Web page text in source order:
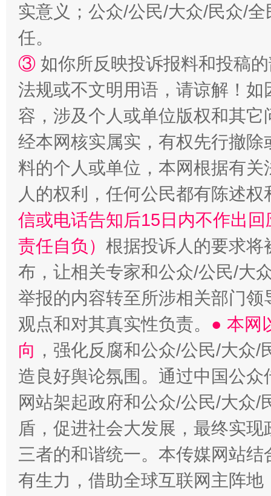
实意义；公众/公民/大众/民众/
任。
③ 如你所反映投诉报料和投稿
法规或不文明用语，请谅解！
容，涉及个人或单位版权和其它
经本网核实属实，有权先行撤
料的个人或单位，本网根据有
人的权利，任何公民都有陈述
信或电话告知后15日内不作出
责任自负） 根据投诉人的要求将
布，让相关专家和公众/公民/大
举报的内容转至所涉相关部门
观点和对其真实性负责。 ● 本网
向 ，强化反腐和公众/公民/大众
造良好舆论氛围。通过中国公
网站架起政府和公众/公民/大众
盾，促进社会大发展，最终实
三者的和谐统一。本传媒网站
有生力，借助全球互联网主阵